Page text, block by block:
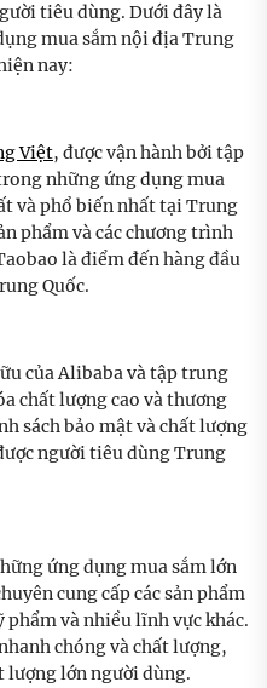
tiêu dùng. Dưới đây là
mua sắm nội địa Trung
nay:
Việt, được vận hành bởi tập
những ứng dụng mua
và phổ biến nhất tại Trung
phẩm và các chương trình
là điểm đến hàng đầu
Quốc.
của Alibaba và tập trung
chất lượng cao và thương
sách bảo mật và chất lượng
người tiêu dùng Trung
ứng dụng mua sắm lớn
cung cấp các sản phẩm
và nhiều lĩnh vực khác.
chóng và chất lượng,
lượng lớn người dùng.